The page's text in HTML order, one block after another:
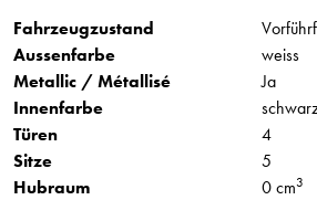
Fahrzeugzustand
Aussenfarbe
weiss
Metallic / Métallisé
Ja
Innenfarbe
Türen
4
Sitze
5
Hubraum
0 cm3